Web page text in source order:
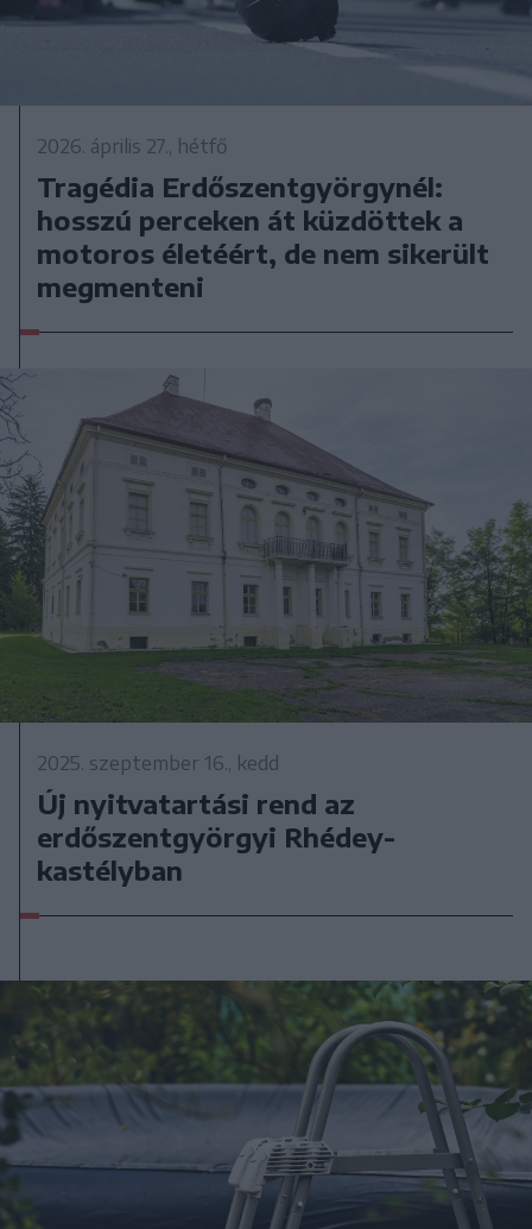
2026. április 27., hétfő
Tragédia Erdőszentgyörgynél:
hosszú perceken át küzdöttek a
motoros életéért, de nem sikerült
megmenteni
2025. szeptember 16., kedd
Új nyitvatartási rend az
erdőszentgyörgyi Rhédey-
kastélyban